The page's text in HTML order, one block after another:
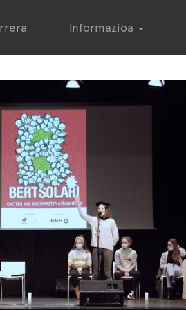
Informazioa